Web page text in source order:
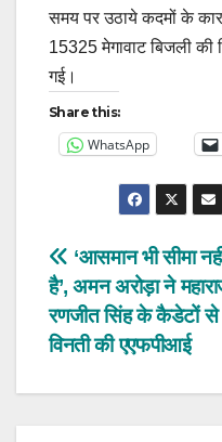
समय पर उठाये कदमों के
15325 मेगावाट बिजली की
गई।
Share this:
WhatsApp
Post
navigation
‘आसमान भी सीमा
है’, अमन अरोड़ा ने
रणजीत सिंह के कैडेटों से
विनती की एएफपीआई